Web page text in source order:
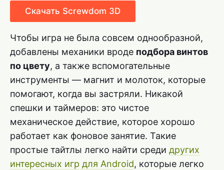
Скачать Screwdom 3D
Чтобы игра не была совсем однообразной,
добавлены механики вроде подбора винтов
по цвету, а также вспомогательные
инструменты — магнит и молоток, которые
помогают, когда вы застряли. Никакой
спешки и таймеров: это чистое
механическое действие, которое хорошо
работает как фоновое занятие. Такие
простые тайтлы легко найти среди других
интересных игр для Android, которые легко